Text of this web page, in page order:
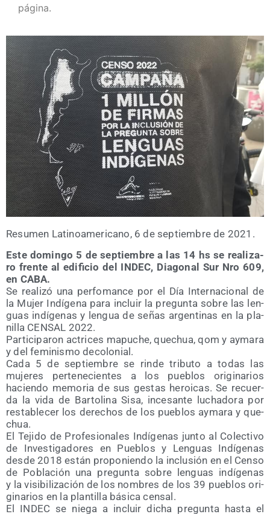
página.
Resu­men Lati­no­ame­ri­cano, 6 de sep­tiem­bre de 2021.
Este domin­go 5 de sep­tiem­bre a las 14 hs se rea­li­za­
ro fren­te al edi­fi­cio del INDEC, Dia­go­nal Sur Nro 609,
en CABA.
Se reali­zó una per­fo­man­ce por el Día Inter­na­cio­nal de
la Mujer Indí­ge­na para incluir la pre­gun­ta sobre las len­
guas indí­ge­nas y len­gua de señas argen­ti­nas en la pla­
ni­lla CENSAL 2022.
Par­ti­ci­pa­ron actri­ces mapu­che, que­chua, qom y ayma­ra
y del femi­nis­mo deco­lo­nial.
Cada 5 de sep­tiem­bre se rin­de tri­bu­to a todas las
muje­res per­te­ne­cien­tes a los pue­blos ori­gi­na­rios
hacien­do memo­ria de sus ges­tas heroi­cas. Se recuer­
da la vida de Bar­to­li­na Sisa, ince­san­te lucha­do­ra por
res­ta­ble­cer los dere­chos de los pue­blos ayma­ra y que­
chua.
El Teji­do de Pro­fe­sio­na­les Indí­ge­nas jun­to al Colec­ti­vo
de Inves­ti­ga­do­res en Pue­blos y Len­guas Indí­ge­nas
des­de 2018 están pro­po­nien­do la inclu­sión en el Cen­so
de Pobla­ción una pre­gun­ta sobre len­guas indí­ge­nas
y la visi­bi­li­za­ción de los nom­bres de los 39 pue­blos ori­
gi­na­rios en la plan­ti­lla bási­ca cen­sal.
El INDEC se nie­ga a incluir dicha pre­gun­ta has­ta el